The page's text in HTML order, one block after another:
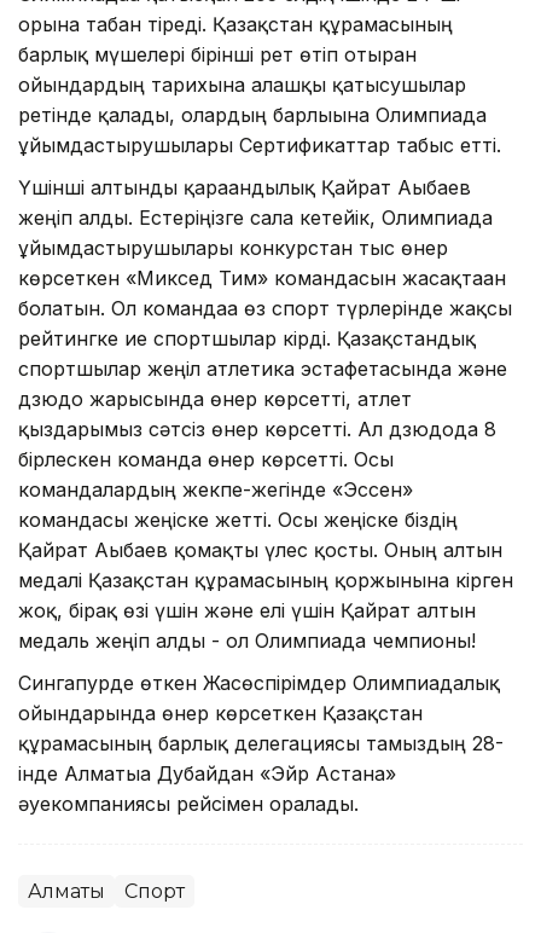
орынға табан тіреді. Қазақстан құрамасының
барлық мүшелері бірінші рет өтіп отырған
ойындардың тарихына алғашқы қатысушылар
ретінде қалады, олардың барлығына Олимпиада
ұйымдастырушылары Сертификаттар табыс етті.
Үшінші алтынды қарағандылық Қайрат Ағыбаев
жеңіп алды. Естеріңізге сала кетейік, Олимпиада
ұйымдастырушылары конкурстан тыс өнер
көрсеткен «Миксед Тим» командасын жасақтаған
болатын. Ол командаға өз спорт түрлерінде жақсы
рейтингке ие спортшылар кірді. Қазақстандық
спортшылар жеңіл атлетика эстафетасында және
дзюдо жарысында өнер көрсетті, атлет
қыздарымыз сәтсіз өнер көрсетті. Ал дзюдода 8
бірлескен команда өнер көрсетті. Осы
командалардың жекпе-жегінде «Эссен»
командасы жеңіске жетті. Осы жеңіске біздің
Қайрат Ағыбаев қомақты үлес қосты. Оның алтын
медалі Қазақстан құрамасының қоржынына кірген
жоқ, бірақ өзі үшін және елі үшін Қайрат алтын
медаль жеңіп алды - ол Олимпиада чемпионы!
Сингапурде өткен Жасөспірімдер Олимпиадалық
ойындарында өнер көрсеткен Қазақстан
құрамасының барлық делегациясы тамыздың 28-
інде Алматыға Дубайдан «Эйр Астана»
әуекомпаниясы рейсімен оралады.
Алматы Спорт